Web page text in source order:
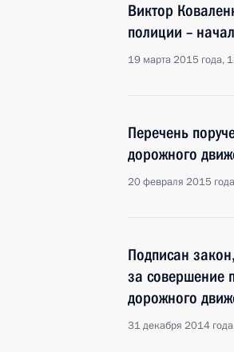
Виктор
полиции –
19 марта 2015 года,
Перечень
дорожного
20 февраля 2015
Подписан
за совершение
дорожного
31 декабря 2014